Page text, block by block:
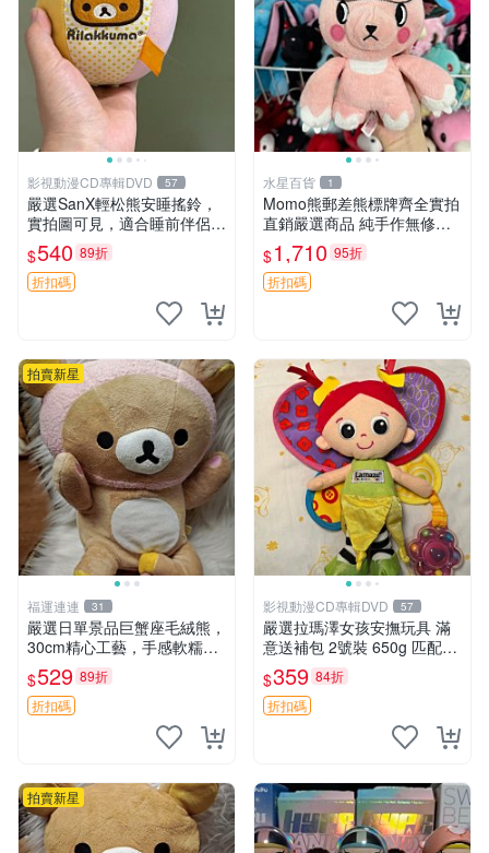
影視動漫CD專輯DVD 57
嚴選SanX輕松熊安睡搖鈴，
實拍圖可見，適合睡前伴侶，
Picks安撫好物 0325 懸吊 電
腦
$540 89折
折扣碼
水星百貨 1
Momo熊郵差熊標牌齊全實拍
直銷嚴選商品 純手作無修圖
可收藏 郵差熊 Momo熊 標牌
商品
$1,710 95折
折扣碼
拍賣新星
福運連連 31
嚴選日單景品巨蟹座毛絨熊，
30cm精心工藝，手感軟糯推
薦收藏送人 巨蟹座 毛絨玩具
精緻做工
$529 89折
折扣碼
影視動漫CD專輯DVD 57
嚴選拉瑪澤女孩安撫玩具 滿
意送補包 2號裝 650g 匹配嬰
幼童舒壓好伴侶 女孩專用 安
心選擇 安撫玩偶 衝包 玩具
$359 84折
折扣碼
拍賣新星